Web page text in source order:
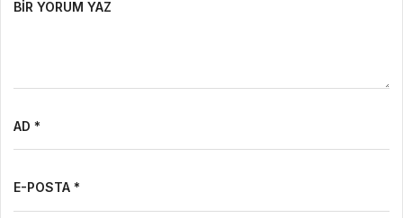
BIR YORUM YAZ
AD *
E-POSTA *